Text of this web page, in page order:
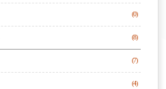
(0)
(8)
(7)
(4)